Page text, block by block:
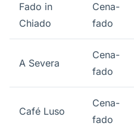
Fado in
Chiado
Cena-
fado
A Severa
Cena-
fado
Café Luso
Cena-
fado